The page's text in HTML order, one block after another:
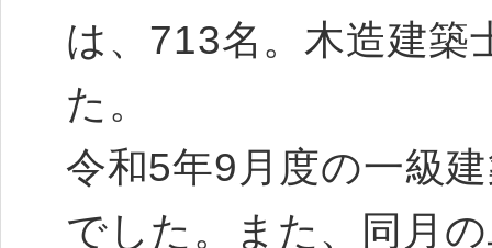
は、713名。木造建築
た。
令和5年9月度の一級
でした。また、同月